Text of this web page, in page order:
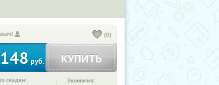
(0)
руб. КУПИТЬ
скидки: Экономия: